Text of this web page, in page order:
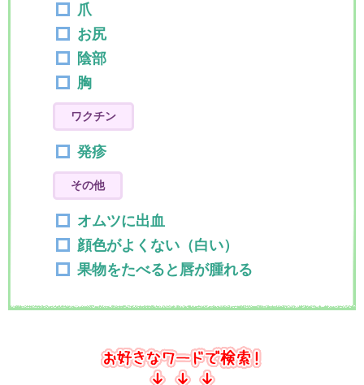
爪
お尻
陰部
胸
ワクチン
発疹
その他
オムツに出血
顔色がよくない（白い）
果物をたべると唇が腫れる